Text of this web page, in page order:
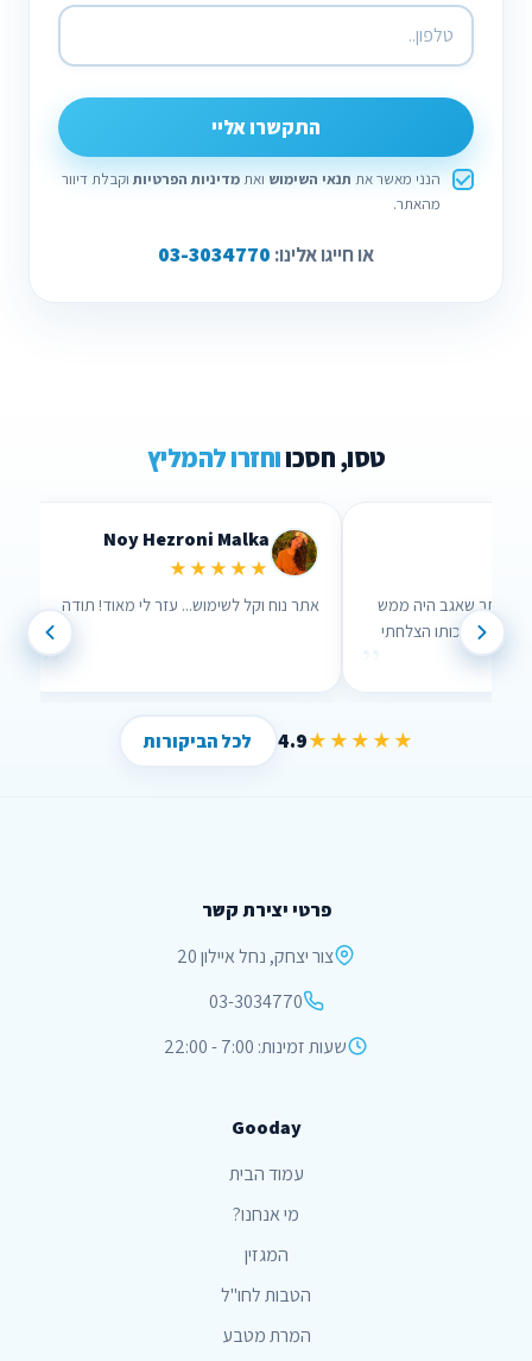
התקשרו אליי
הנני מאשר את תנאי השימוש ואתמדיניות הפרטיות וקבלת דיוור
מהאתר.
או חייגו אלינו: 03-3034770
טסו, חסכווחזרו להמליץ
Lidor Levi
★★★★★
ערכתי השוואה דרך האתר שאגב היה ממש
נוח לשימוש וממש עזר לי , בזכותו הצלחתי
”
שבאמת אכפת להם!
★★★★★
4.9 לכל הביקורות
פרטי יצירת קשר
צור יצחק, נחל איילון 20
03-3034770
שעות זמינות: 7:00 - 22:00
Gooday
עמוד הבית
מי אנחנו?
המגזין
הטבות לחו"ל
המרת מטבע